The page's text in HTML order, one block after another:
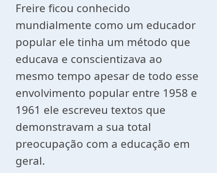
Freire ficou conhecido
mundialmente como um educador
popular ele tinha um método que
educava e conscientizava ao
mesmo tempo apesar de todo esse
envolvimento popular entre 1958 e
1961 ele escreveu textos que
demonstravam a sua total
preocupação com a educação em
geral.